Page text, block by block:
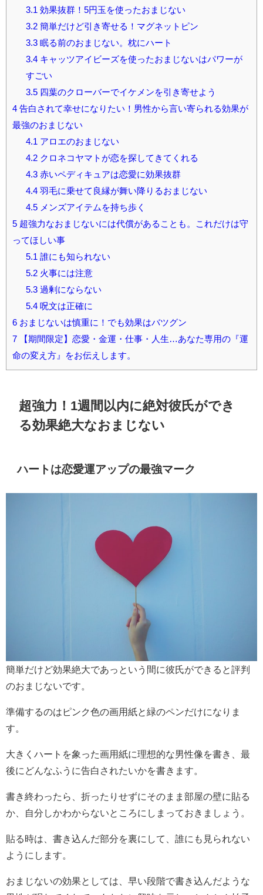
3.1 効果抜群！5円玉を使ったおまじない
3.2簡単だけど引き寄せる！マグネットピン
3.3眠る前のおまじない。枕にハート
3.4キャッツアイビーズを使ったおまじないはパワーが
すごい
3.5四葉のクローバーでイケメンを引き寄せよう
4 告白されて幸せになりたい！男性から言い寄られる効果が
最強のおまじない
4.1 アロエのおまじない
4.2クロネコヤマトが恋を探してきてくれる
4.3赤いペディキュアは恋愛に効果抜群
4.4羽毛に乗せて良縁が舞い降りるおまじない
4.5メンズアイテムを持ち歩く
5 超強力なおまじないには代償があることも。これだけは守
ってほしい事
5.1 誰にも知られない
5.2火事には注意
5.3過剰にならない
5.4呪文は正確に
6 おまじないは慎重に！でも効果はバツグン
7 【期間限定】恋愛・金運・仕事・人生…あなた専用の『運
命の変え方』をお伝えします。
超強力！1週間以内に絶対彼氏ができ
る効果絶大なおまじない
ハートは恋愛運アップの最強マーク
簡単だけど効果絶大であっという間に彼氏ができると評判
のおまじないです。
準備するのはピンク色の画用紙と緑のペンだけになりま
す。
大きくハートを象った画用紙に理想的な男性像を書き、最
後にどんなふうに告白されたいかを書きます。
書き終わったら、折ったりせずにそのまま部屋の壁に貼る
か、自分しかわからないところにしまっておきましょう。
貼る時は、書き込んだ部分を裏にして、誰にも見られない
ようにします。
おまじないの効果としては、早い段階で書き込んだような